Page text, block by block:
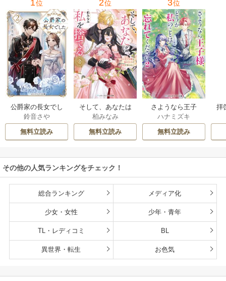
1位
公爵家の長女でし
た
鈴音さや
無料立読み
2位
そして、あなたは
私を捨てる
柏みなみ
無料立読み
3位
さようなら王子
様、どうか私のこ
とは忘れてくださ
い
ハナミズキ
無料立読み
拝
その他の人気ランキングをチェック！
総合ランキング メディア化
少女・女性 少年・青年
TL・レディコミ BL
異世界・転生 お色気